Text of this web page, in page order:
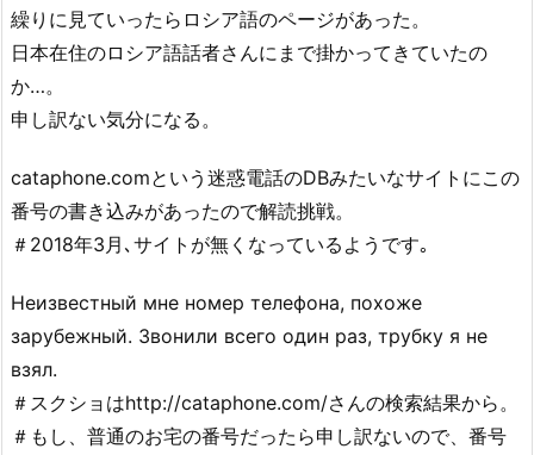
繰りに見ていったらロシア語のページがあった。
日本在住のロシア語話者さんにまで掛かってきていたの
か…。
申し訳ない気分になる。
cataphone.comという迷惑電話のDBみたいなサイトにこの
番号の書き込みがあったので解読挑戦。
＃2018年3月､サイトが無くなっているようです｡
Неизвестный мне номер телефона, похоже
зарубежный. Звонили всего один раз, трубку я не
взял.
＃スクショはhttp://cataphone.com/さんの検索結果から。
＃もし、普通のお宅の番号だったら申し訳ないので、番号